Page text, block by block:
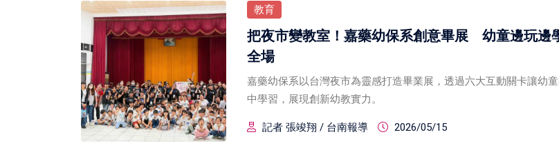
教育
把夜市變教室！嘉藥幼保系創意畢展 幼童邊玩邊
全場
嘉藥幼保系以台灣夜市為靈感打造畢業展，透過六大互動關卡讓幼
中學習，展現創新幼教實力。
記者 張竣翔 / 台南報導 2026/05/15